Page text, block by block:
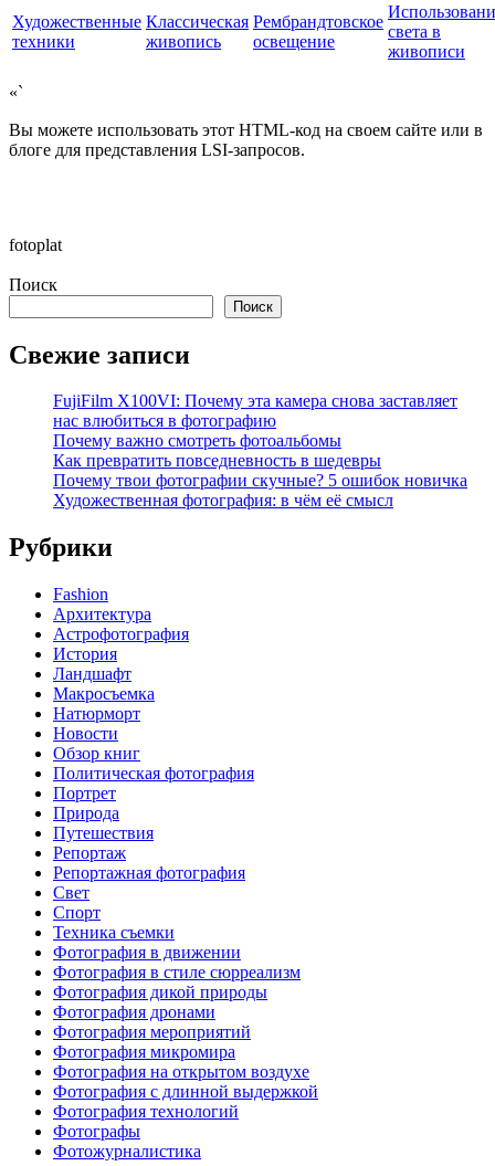
Художественные
техники
Классическая
живопись
Рембрандтовское
освещение
света в
живописи
«`
Вы можете использовать этот HTML-код на своем сайте или в
блоге для представления LSI-запросов.
fotoplat
Поиск
Поиск
Свежие записи
FujiFilm X100VI: Почему эта камера снова заставляет
нас влюбиться в фотографию
Почему важно смотреть фотоальбомы
Как превратить повседневность в шедевры
Почему твои фотографии скучные? 5 ошибок новичка
Художественная фотография: в чём её смысл
Рубрики
Fashion
Архитектура
Астрофотография
История
Ландшафт
Макросъемка
Натюрморт
Новости
Обзор книг
Политическая фотография
Портрет
Природа
Путешествия
Репортаж
Репортажная фотография
Свет
Спорт
Техника съемки
Фотография в движении
Фотография в стиле сюрреализм
Фотография дикой природы
Фотография дронами
Фотография мероприятий
Фотография микромира
Фотография на открытом воздухе
Фотография с длинной выдержкой
Фотография технологий
Фотографы
Фотожурналистика